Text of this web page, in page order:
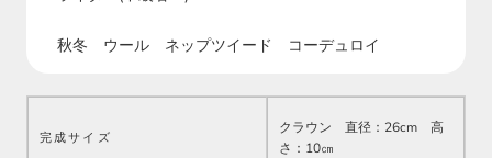
秋冬 ウール ネップツイード コーデュロイ
完成サイズ
クラウン 直径：26cm 高
さ：10㎝